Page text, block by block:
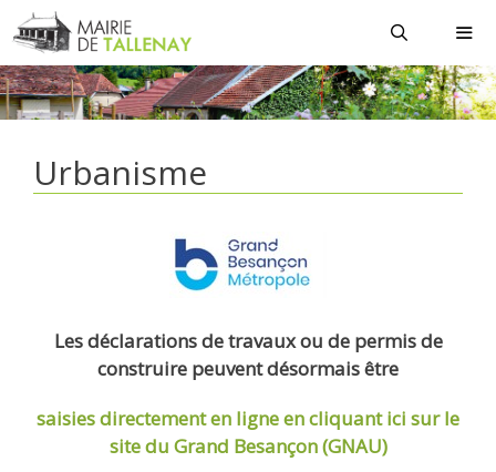
Aller
au
contenu
Urbanisme
Les déclarations de travaux ou de permis de
construire peuvent désormais être
saisies directement en ligneen cliquant ici sur le
site du Grand Besançon (GNAU)